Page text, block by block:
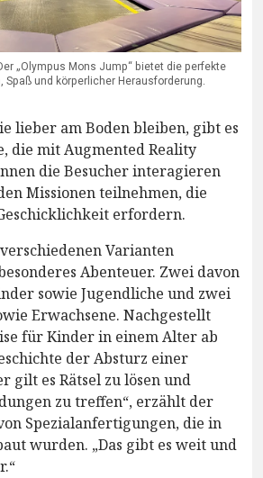
„Olympus Mons Jump“ bietet die perfekte
und körperlicher Herausforderung.
lieber am Boden bleiben, gibt es
die mit Augmented Reality
die Besucher interagieren
Missionen teilnehmen, die
erfordern.
Varianten
Abenteuer. Zwei davon
sowie Jugendliche und zwei
Erwachsene. Nachgestellt
für Kinder in einem Alter ab
der Absturz einer
gilt es Rätsel zu lösen und
zu treffen“, erzählt der
Spezialanfertigungen, die in
wurden. „Das gibt es weit und